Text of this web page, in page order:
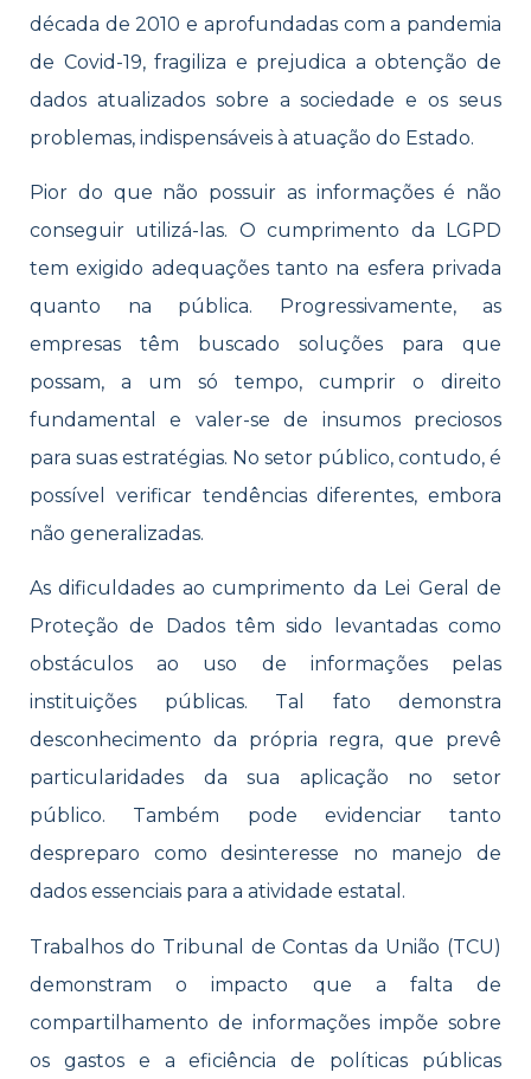
década de 2010 e aprofundadas com a pandemia
de Covid-19, fragiliza e prejudica a obtenção de
dados atualizados sobre a sociedade e os seus
problemas, indispensáveis à atuação do Estado.
Pior do que não possuir as informações é não
conseguir utilizá-las. O cumprimento da LGPD
tem exigido adequações tanto na esfera privada
quanto na pública. Progressivamente, as
empresas têm buscado soluções para que
possam, a um só tempo, cumprir o direito
fundamental e valer-se de insumos preciosos
para suas estratégias. No setor público, contudo, é
possível verificar tendências diferentes, embora
não generalizadas.
As dificuldades ao cumprimento da Lei Geral de
Proteção de Dados têm sido levantadas como
obstáculos ao uso de informações pelas
instituições públicas. Tal fato demonstra
desconhecimento da própria regra, que prevê
particularidades da sua aplicação no setor
público. Também pode evidenciar tanto
despreparo como desinteresse no manejo de
dados essenciais para a atividade estatal.
Trabalhos do Tribunal de Contas da União (TCU)
demonstram o impacto que a falta de
compartilhamento de informações impõe sobre
os gastos e a eficiência de políticas públicas